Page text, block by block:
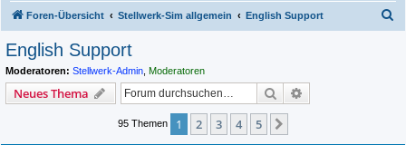
Foren-Übersicht Stellwerk-Sim allgemein English Support
English Support
Moderatoren: Stellwerk-Admin Moderatoren
Neues Thema Suche
95 Themen 1 2 3 4 5